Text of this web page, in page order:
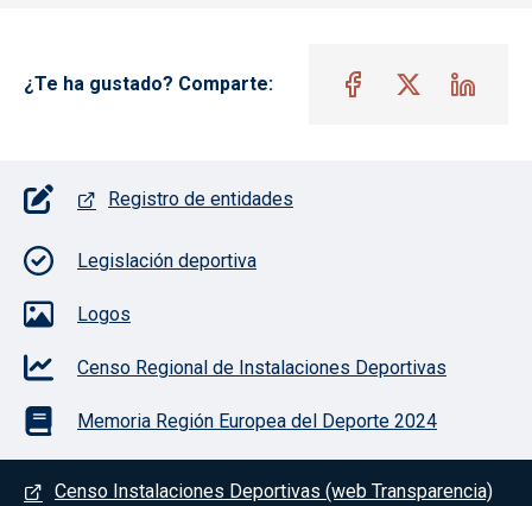
¿Te ha gustado? Comparte:
Pie de página con iconos
Registro de entidades
Legislación deportiva
Logos
Censo Regional de Instalaciones Deportivas
Memoria Región Europea del Deporte 2024
Menú del pie
Censo Instalaciones Deportivas (web Transparencia)